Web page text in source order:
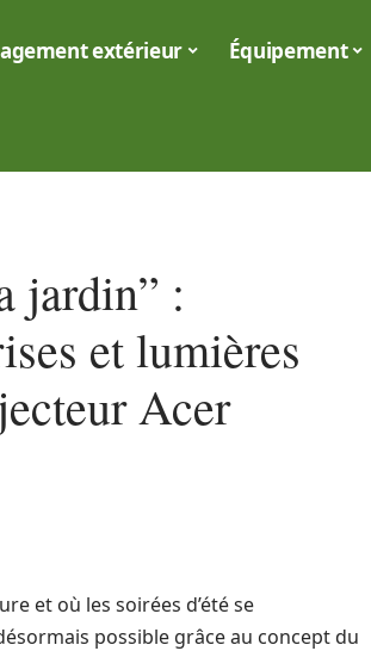
extérieur Équipement
jardin” :
et lumières
Acer
et où les soirées d’été se
possible grâce au concept du